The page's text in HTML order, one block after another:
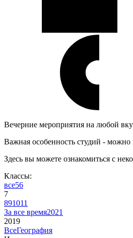
Вечерние мероприятия на любой
Важная особенность студий -
Здесь вы можете ознакомиться с
Классы:
все56
7
891011
За все время2021
2019
ВсеГеография